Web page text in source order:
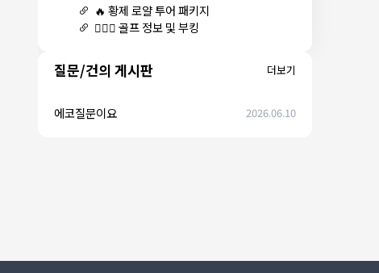
🔥 황제 로얄 투어 패키지
🏌🏻‍♂️ 골프 정보 및 부킹
질문/건의 게시판 더보기
에코질문이요 2026.06.10